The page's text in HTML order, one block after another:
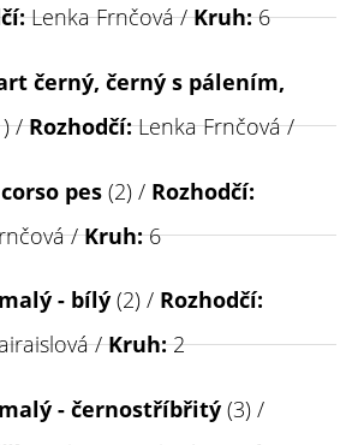
Lenka Frnčová /Kruh:6
černý, černý s pálením,
/Rozhodčí:Lenka Frnčová /
pes (2) / Rozhodčí:
/Kruh:6
- bílý (2) / Rozhodčí:
/Kruh:2
- černostříbřitý (3) /